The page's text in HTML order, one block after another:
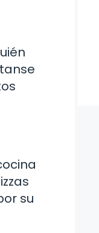
su